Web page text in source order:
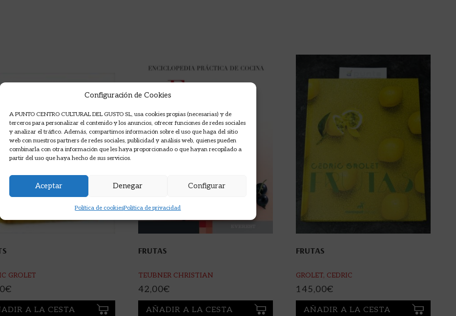
Configuración de Cookies
A PUNTO CENTRO CULTURAL DEL GUSTO SL, usa cookies propias (necesarias) y de
terceros para personalizar el contenido y los anuncios, ofrecer funciones de redes sociales
y analizar el tráfico. Además, compartimos información sobre el uso que haga del sitio
web con nuestros partners de redes sociales, publicidad y análisis web, quienes pueden
combinarla con otra información que les haya proporcionado o que hayan recopilado a
partir del uso que haya hecho de sus servicios.
Aceptar Denegar Configurar
Política de cookiesPolítica de privacidad
GROLET
€
A LA CESTA
FRUTAS
TEUBNER CHRISTIAN
42,00€
AÑADIR A LA CESTA
FRUTAS
GROLET, CEDRIC
145,00€
AÑADIR A LA CESTA